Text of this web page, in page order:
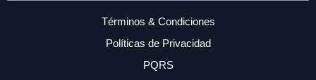
Términos & Condiciones
Políticas de Privacidad
PQRS